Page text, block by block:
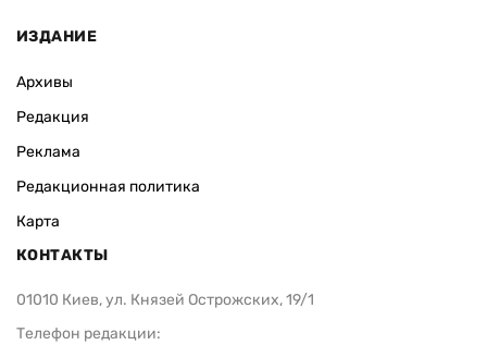
ИЗДАНИЕ
Архивы
Редакция
Реклама
Редакционная политика
Карта
КОНТАКТЫ
01010 Киев, ул. Князей Острожских, 19/1
Телефон редакции: